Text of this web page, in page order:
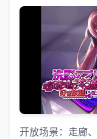
开放场景：走廊